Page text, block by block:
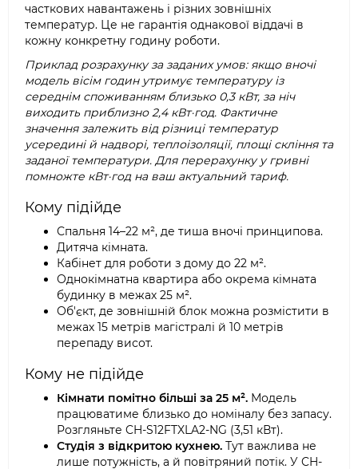
часткових навантажень і різних зовнішніх
температур. Це не гарантія однакової віддачі в
кожну конкретну годину роботи.
Приклад розрахунку за заданих умов: якщо вночі
модель вісім годин утримує температуру із
середнім споживанням близько 0,3 кВт, за ніч
виходить приблизно 2,4 кВт·год. Фактичне
значення залежить від різниці температур
усередині й надворі, теплоізоляції, площі скління та
заданої температури. Для перерахунку у гривні
помножте кВт·год на ваш актуальний тариф.
Кому підійде
Спальня 14–22 м², де тиша вночі принципова.
Дитяча кімната.
Кабінет для роботи з дому до 22 м².
Однокімнатна квартира або окрема кімната
будинку в межах 25 м².
Об'єкт, де зовнішній блок можна розмістити в
межах 15 метрів магістралі й 10 метрів
перепаду висот.
Кому не підійде
Кімнати помітно більші за 25 м². Модель
працюватиме близько до номіналу без запасу.
Розгляньте CH-S12FTXLA2-NG (3,51 кВт).
Студія з відкритою кухнею. Тут важлива не
лише потужність, а й повітряний потік. У CH-